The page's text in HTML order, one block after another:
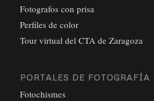
Fotografos con prisa
Perfiles de color
Tour virtual del CTA de Zaragoza
PORTALES DE FOTOGRAFÍA
Fotochismes